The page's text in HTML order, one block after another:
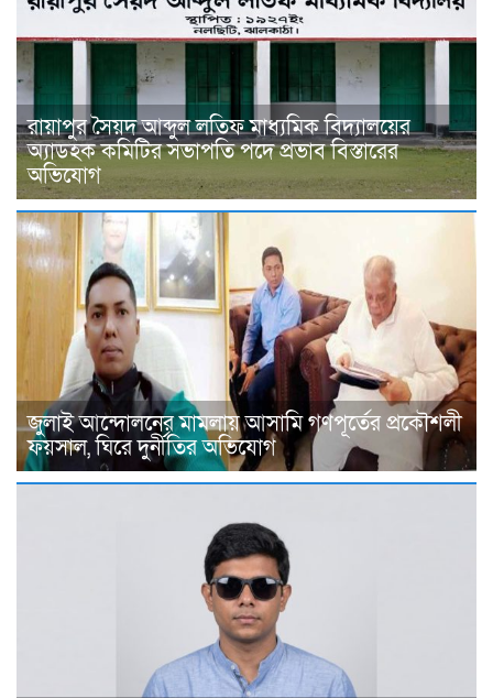
রায়াপুর সৈয়দ আব্দুল লতিফ মাধ্যমিক বিদ্যালয়ের
অ্যাডহক কমিটির সভাপতি পদে প্রভাব বিস্তারের
অভিযোগ
জুলাই আন্দোলনের মামলায় আসামি গণপূর্তের প্রকৌশলী
ফয়সাল, ঘিরে দুর্নীতির অভিযোগ